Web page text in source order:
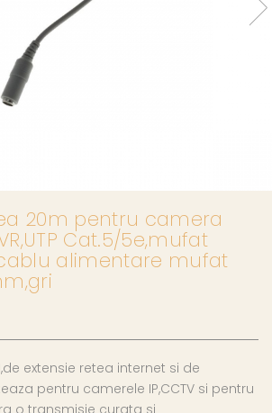
20m pentru camera
Cat.5/5e,mufat
cablu alimentare mufat
extensie retea internet si de
pentru camerele IP,CCTV si pentru
o transmisie curata si